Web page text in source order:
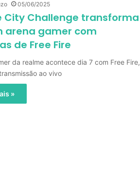
05/06/2025
City Challenge transforma
arena gamer com
de Free Fire
da realme acontece dia 7 com Free Fire,
ao vivo
»